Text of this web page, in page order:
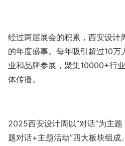
经过两届展会的积累，西安设计
的年度盛事。每年吸引超过10万
业和品牌参展，聚集10000+行
体传播。
2025西安设计周以“对话”为主
题对话+主题活动”四大板块组成